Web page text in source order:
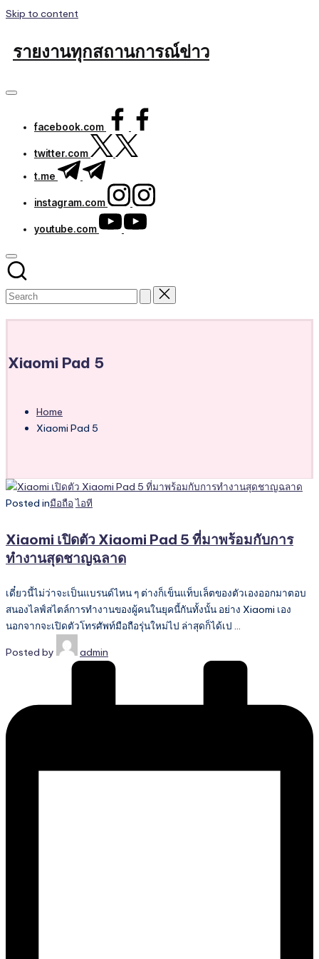
Skip to content
รายงานทุกสถานการณ์ข่าว
facebook.com
twitter.com
t.me
instagram.com
youtube.com
Xiaomi Pad 5
Home
Xiaomi Pad 5
Posted inมือถือ ไอที
Xiaomi เปิดตัว Xiaomi Pad 5 ที่มาพร้อมกับการ
ทำงานสุดชาญฉลาด
เดี๋ยวนี้ไม่ว่าจะเป็นแบรนด์ไหน ๆ ต่างก็เข็นแท็บเล็ตของตัวเองออกมาตอบ
สนองไลฟ์สไตล์การทำงานของผู้คนในยุคนี้กันทั้งนั้น อย่าง Xiaomi เอง
นอกจากจะเปิดตัวโทรศัพท์มือถือรุ่นใหม่ไป ล่าสุดก็ได้เป ...
Posted by admin